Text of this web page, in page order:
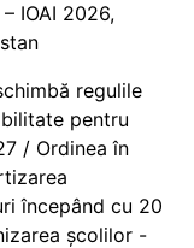
IOAI 2026,
regulile
pentru
/ Ordinea în
începând cu 20
școlilor -